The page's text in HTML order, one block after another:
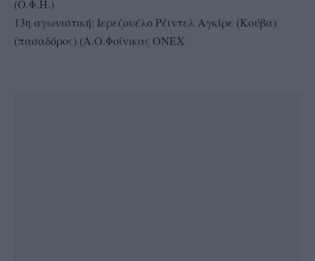
(Ο.Φ.Η.)
13η αγωνιστική: Ιερεζουέλο Ρέιντελ Αγκίρε (Κούβα)
(πασαδόρος) (Α.Ο.Φοίνικας ΟΝΕΧ